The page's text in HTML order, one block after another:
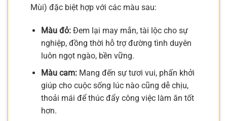
Mùi) đặc biệt hợp với các màu sau:
Màu đỏ:Đem lại may mắn, tài lộc cho sự
nghiệp, đồng thời hỗ trợ đường tình duyên
luôn ngọt ngào, bền vững.
Màu cam:Mang đến sự tươi vui, phấn khởi
giúp cho cuộc sống lúc nào cũng dễ chịu,
thoải mái để thúc đẩy công việc làm ăn tốt
hơn.